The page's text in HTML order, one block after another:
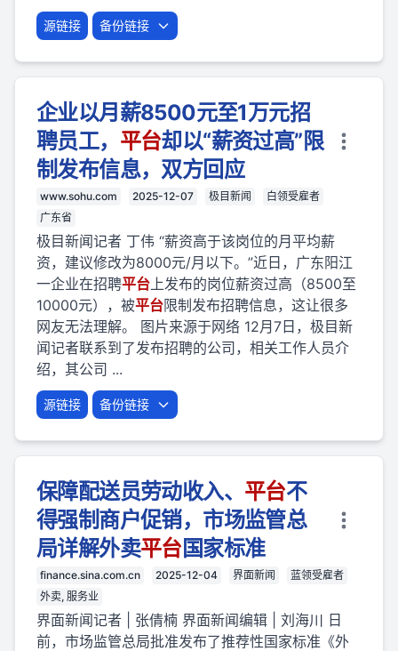
源链接 备份链接
企业以月薪8500元至1万元招
聘员工， 平台却以“薪资过高”限
制发布信息，双方回应
www.sohu.com 2025-12-07 极目新闻
白领受雇者
广东省
极目新闻记者 丁伟 “薪资高于该岗位的月平均薪
资，建议修改为8000元/月以下。”近日，广东阳江
一企业在招聘平台上发布的岗位薪资过高（8500至
10000元），被平台限制发布招聘信息，这让很多
网友无法理解。 图片来源于网络 12月7日，极目新
闻记者联系到了发布招聘的公司，相关工作人员介
绍，其公司 ...
源链接 备份链接
保障配送员劳动收入、 平台不
得强制商户促销，市场监管总
局详解外卖平台国家标准
finance.sina.com.cn 2025-12-04 界面新闻
蓝领受雇者
外卖, 服务业
界面新闻记者 | 张倩楠 界面新闻编辑 | 刘海川 日
前，市场监管总局批准发布了推荐性国家标准《外